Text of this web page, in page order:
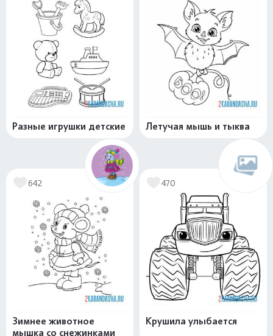
Разные игрушки детские Летучая мышь и тыква
642
Зимнее животное
мышка со снежинками
470
Крушила улыбается